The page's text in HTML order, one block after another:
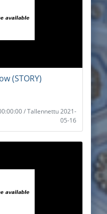
(STORY)
/ Tallennettu 2021-
05-16